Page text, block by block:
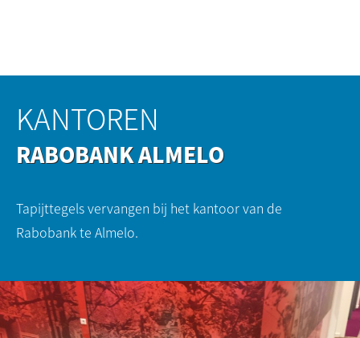
KANTOREN
RABOBANK ALMELO
Tapijttegels vervangen bij het kantoor van de
Rabobank te Almelo.